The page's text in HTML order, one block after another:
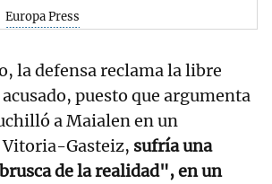
Europa Press
la defensa reclama la libre
puesto que argumenta
a Maialen en un
Gasteiz, sufría una
de la realidad", en un